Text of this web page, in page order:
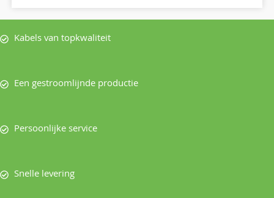
Kabels van topkwaliteit
Een gestroomlijnde productie
Persoonlijke service
Snelle levering